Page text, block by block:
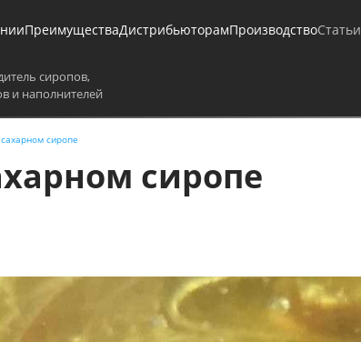
ПреимуществаДистрибьюторамПроизводствоСтатьи
сиропов,
и наполнителей
сиропе
сиропе